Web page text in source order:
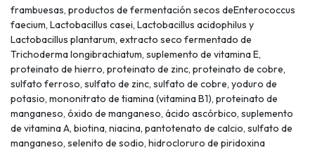
frambuesas, productos de fermentación secos deEnterococcus
faecium, Lactobacillus casei, Lactobacillus acidophilus y
Lactobacillus plantarum, extracto seco fermentado de
Trichoderma longibrachiatum, suplemento de vitamina E,
proteinato de hierro, proteinato de zinc, proteinato de cobre,
sulfato ferroso, sulfato de zinc, sulfato de cobre, yoduro de
potasio, mononitrato de tiamina (vitamina B1), proteinato de
manganeso, óxido de manganeso, ácido ascórbico, suplemento
de vitamina A, biotina, niacina, pantotenato de calcio, sulfato de
manganeso, selenito de sodio, hidrocloruro de piridoxina